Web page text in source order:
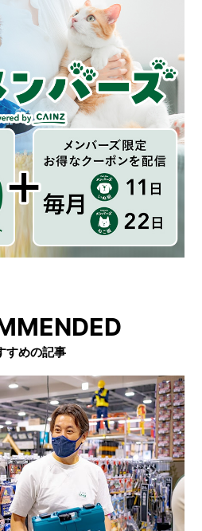
すめの記事